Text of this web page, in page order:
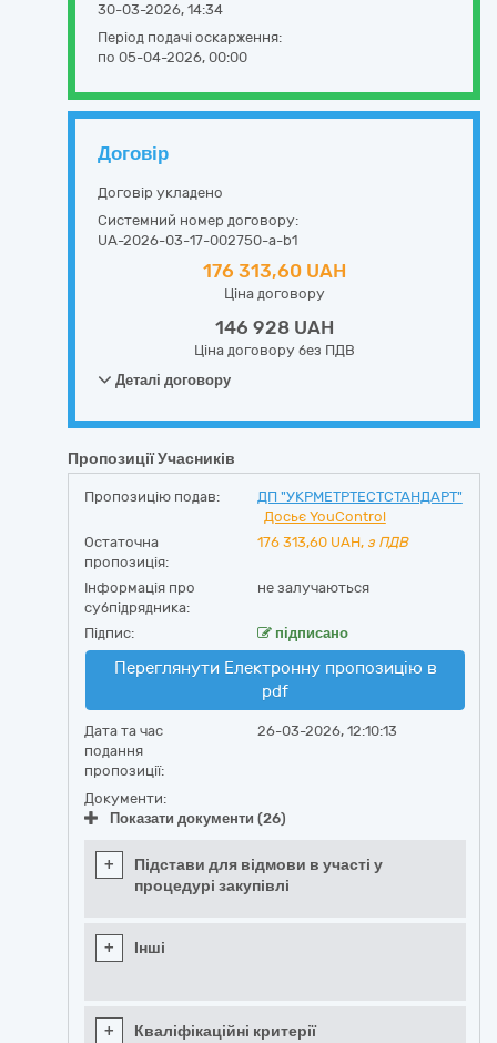
30-03-2026, 14:34
Період подачі оскарження:
по 05-04-2026, 00:00
Договір
Договір укладено
Системний номер договору:
UA-2026-03-17-002750-a-b1
176 313,60 UAH
Ціна договору
146 928 UAH
Ціна договору без ПДВ
Деталі договору
Пропозиції Учасників
Пропозицію подав:
ДП "УКРМЕТРТЕСТСТАНДАРТ"
Досьє YouControl
Остаточна
пропозиція:
176 313,60 UAH, з ПДВ
Інформація про
субпідрядника:
не залучаються
Підпис: підписано
Переглянути Електронну пропозицію в
pdf
Дата та час
подання
пропозиції:
26-03-2026, 12:10:13
Документи:
Показати документи (26)
+
Підстави для відмови в участі у
процедурі закупівлі
+ Інші
+ Кваліфікаційні критерії